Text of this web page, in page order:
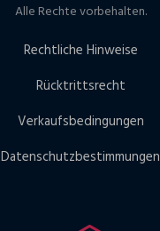
Alle Rechte vorbehalten.
Rechtliche Hinweise
Rücktrittsrecht
Verkaufsbedingungen
Datenschutzbestimmungen